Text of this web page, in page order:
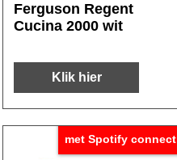
Ferguson Regent
Cucina 2000 wit
Klik hier
met Spotify connect